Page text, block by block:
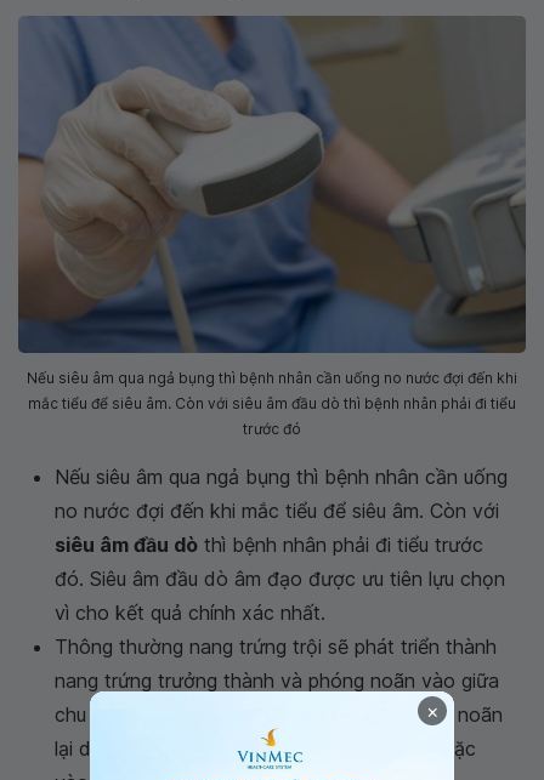
Nếu siêu âm qua ngả bụng thì bệnh nhân cần uống no nước đợi đến khi
mắc tiểu để siêu âm. Còn với siêu âm đầu dò thì bệnh nhân phải đi tiểu
trước đó
Nếu siêu âm qua ngả bụng thì bệnh nhân cần uống
no nước đợi đến khi mắc tiểu để siêu âm. Còn với
siêu âm đầu dò thì bệnh nhân phải đi tiểu trước
đó. Siêu âm đầu dò âm đạo được ưu tiên lựu chọn
vì cho kết quả chính xác nhất.
Thông thường nang trứng trội sẽ phát triển thành
nang trứng trưởng thành và phóng noãn vào giữa
chu kỳ kinh. Nhưng có trường hợp sự phóng noãn
lại diễn ra muộn hơn vào cuối chu kỳ kinh hoặc
×